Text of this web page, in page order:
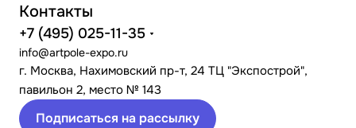
Контакты
+7 (495) 025-11-35
info@artpole-expo.ru
г. Москва, Нахимовский пр-т, 24 ТЦ "Экспострой",
павильон 2, место № 143
Подписаться на рассылку